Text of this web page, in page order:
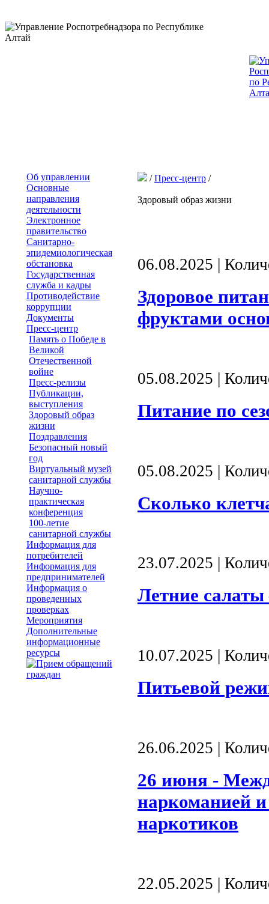
Об управлении
Основные
направления
деятельности
Электронное
правительство
Санитарно-
эпидемиологическая
обстановка
Государственная
служба и кадры
Противодействие
коррупции
Документы
Пресс-центр
Память о Победе в
Великой
Отечественной
войне
Пресс-релизы
Публикации,
выступления
Здоровый образ
жизни
Поздравления
Безопасный новый
год
Виртуальный музей
санитарной службы
Научно-
практическая
конференция
100-летие
санитарной службы
Информация для
потребителей
Информация для
предпринимателей
Информация о
проведенных
проверках
Мероприятия
Дополнительные
информационные
ресурсы
/Пресс-центр /
Здоровый образ жизни
06.08.2025 |
Здоровое
фруктами
05.08.2025 |
Питание по
05.08.2025 |
Сколько
23.07.2025 |
Летние
10.07.2025 |
Питьевой
26.06.2025 |
26 июня -
наркоманией
наркотиков
22.05.2025 |